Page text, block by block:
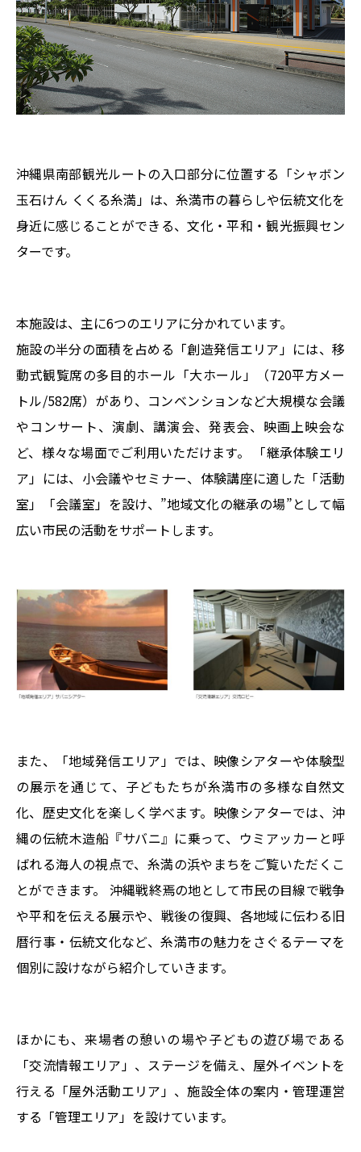
沖縄県南部観光ルートの入口部分に位置する「シャボン
玉石けん くくる糸満」は、糸満市の暮らしや伝統文化を
身近に感じることができる、文化・平和・観光振興セン
ターです。
本施設は、主に6つのエリアに分かれています。
施設の半分の面積を占める「創造発信エリア」には、移
動式観覧席の多目的ホール「大ホール」（720平方メー
トル/582席）があり、コンベンションなど大規模な会議
やコンサート、演劇、講演会、発表会、映画上映会な
ど、様々な場面でご利用いただけます。 「継承体験エリ
ア」には、小会議やセミナー、体験講座に適した「活動
室」「会議室」を設け、”地域文化の継承の場”として幅
広い市民の活動をサポートします。
また、「地域発信エリア」では、映像シアターや体験型
の展示を通じて、子どもたちが糸満市の多様な自然文
化、歴史文化を楽しく学べます。映像シアターでは、沖
縄の伝統木造船『サバニ』に乗って、ウミアッカーと呼
ばれる海人の視点で、糸満の浜やまちをご覧いただくこ
とができます。 沖縄戦終焉の地として市民の目線で戦争
や平和を伝える展示や、戦後の復興、各地域に伝わる旧
暦行事・伝統文化など、糸満市の魅力をさぐるテーマを
個別に設けながら紹介していきます。
ほかにも、来場者の憩いの場や子どもの遊び場である
「交流情報エリア」、ステージを備え、屋外イベントを
行える「屋外活動エリア」、施設全体の案内・管理運営
する「管理エリア」を設けています。